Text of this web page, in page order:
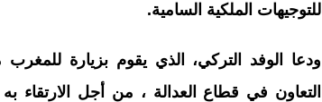
للتوجيهات الملكية السامية.
التعاون في قطاع العدالة ، من أجل الارتقاء